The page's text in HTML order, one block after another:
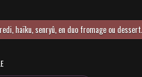
haïku, senryû, en duo fromage ou